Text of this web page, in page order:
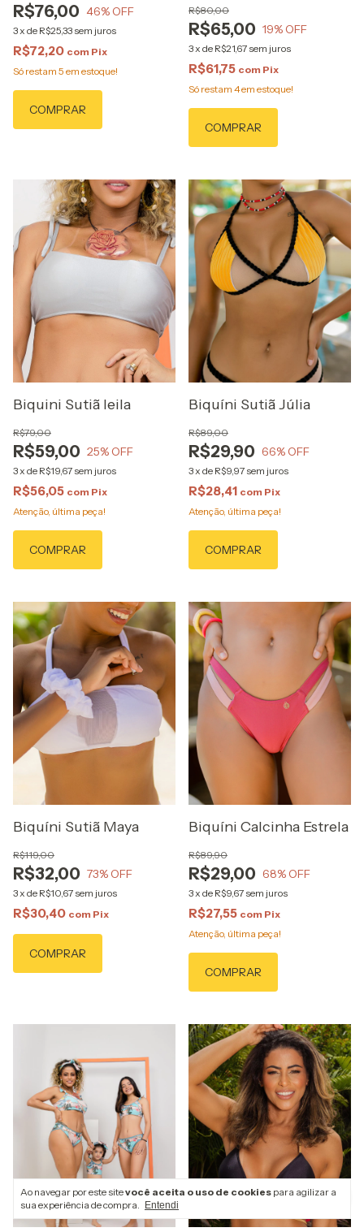
Ao navegar por este sitevocê aceita o uso de cookies para agilizar a
sua experiência de compra.
Entendi
R$76,00 46% OFF
3 x de R$25,33 sem juros
R$72,20 com Pix
Só restam 5 em estoque!
COMPRAR
R$65,00
R$80,00
19% OFF
3 x de R$21,67 sem juros
R$61,75 com Pix
Só restam 4em estoque!
COMPRAR
Biquini Sutiã leila
R$59,00
R$79,00
25% OFF
3 x de R$19,67 sem juros
R$56,05 com Pix
Atenção, última peça!
COMPRAR
Biquíni Sutiã Júlia
R$29,90
R$89,00
66% OFF
3 x de R$9,97 sem juros
R$28,41 com Pix
Atenção, última peça!
COMPRAR
Biquíni Sutiã Maya
R$32,00
R$119,00
73% OFF
3 x de R$10,67 sem juros
R$30,40 com Pix
COMPRAR
Biquíni Calcinha Estrela
R$29,00
R$89,90
68% OFF
3 x de R$9,67 sem juros
R$27,55 com Pix
Atenção, última peça!
COMPRAR